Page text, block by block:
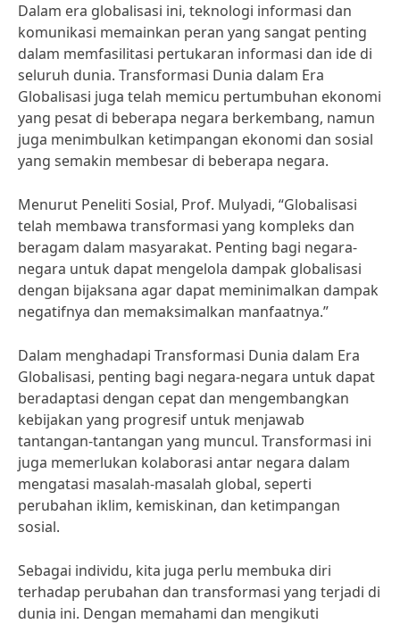
Dalam era globalisasi ini, teknologi informasi dan
komunikasi memainkan peran yang sangat penting
dalam memfasilitasi pertukaran informasi dan ide di
seluruh dunia. Transformasi Dunia dalam Era
Globalisasi juga telah memicu pertumbuhan ekonomi
yang pesat di beberapa negara berkembang, namun
juga menimbulkan ketimpangan ekonomi dan sosial
yang semakin membesar di beberapa negara.
Menurut Peneliti Sosial, Prof. Mulyadi, “Globalisasi
telah membawa transformasi yang kompleks dan
beragam dalam masyarakat. Penting bagi negara-
negara untuk dapat mengelola dampak globalisasi
dengan bijaksana agar dapat meminimalkan dampak
negatifnya dan memaksimalkan manfaatnya.”
Dalam menghadapi Transformasi Dunia dalam Era
Globalisasi, penting bagi negara-negara untuk dapat
beradaptasi dengan cepat dan mengembangkan
kebijakan yang progresif untuk menjawab
tantangan-tantangan yang muncul. Transformasi ini
juga memerlukan kolaborasi antar negara dalam
mengatasi masalah-masalah global, seperti
perubahan iklim, kemiskinan, dan ketimpangan
sosial.
Sebagai individu, kita juga perlu membuka diri
terhadap perubahan dan transformasi yang terjadi di
dunia ini. Dengan memahami dan mengikuti